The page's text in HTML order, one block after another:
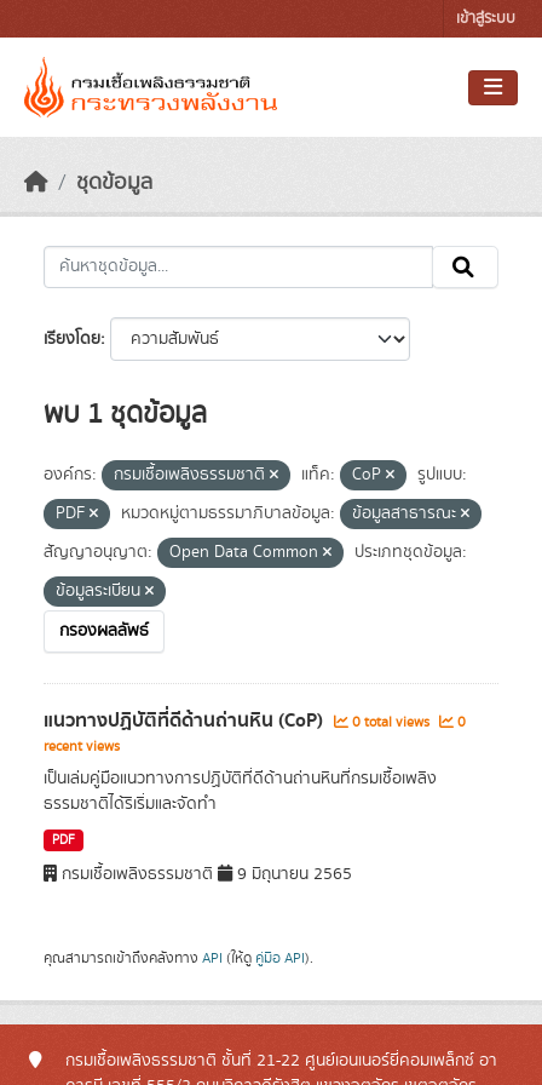
เข้าสู่ระบบ
ชุดข้อมูล
เรียงโดย
พบ 1 ชุดข้อมูล
องค์กร: กรมเชื้อเพลิงธรรมชาติ แท็ค: CoP
รูปแบบ:
PDF
หมวดหมู่ตามธรรมาภิบาลข้อมูล:
ข้อมูลสาธารณะ
สัญญาอนุญาต:
Open Data Common
ประเภทชุดข้อมูล:
ข้อมูลระเบียน
กรองผลลัพธ์
แนวทางปฏิบัติที่ดีด้านถ่านหิน (CoP) 0 total views
0
recent views
เป็นเล่มคู่มือแนวทางการปฏิบัติที่ดีด้านถ่านหินที่กรมเชื้อเพลิง
ธรรมชาติได้ริเริ่มและจัดทำ
PDF
กรมเชื้อเพลิงธรรมชาติ 9 มิถุนายน 2565
คุณสามารถเข้าถึงคลังทาง API (ให้ดู คู่มือ API).
กรมเชื้อเพลิงธรรมชาติ ชั้นที่ 21-22 ศูนย์เอนเนอร์ยี่คอมเพล็กซ์ อา